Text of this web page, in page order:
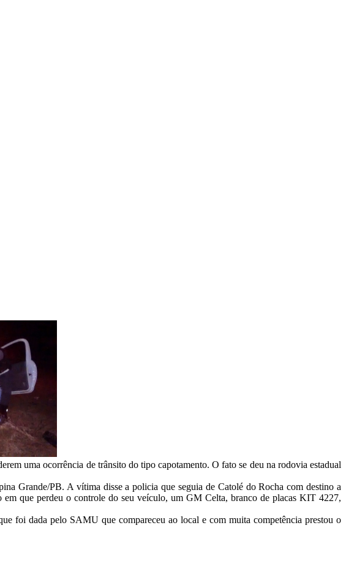
uma ocorrência de trânsito do tipo capotamento. O fato se deu na rodovia estadual
Grande/PB. A vítima disse a policia que seguia de Catolé do Rocha com destino a
que perdeu o controle do seu veículo, um GM Celta, branco de placas KIT 4227,
foi dada pelo SAMU que compareceu ao local e com muita competência prestou o